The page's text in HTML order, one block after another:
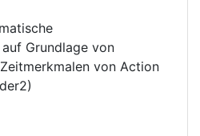
Grundlage von
von Action